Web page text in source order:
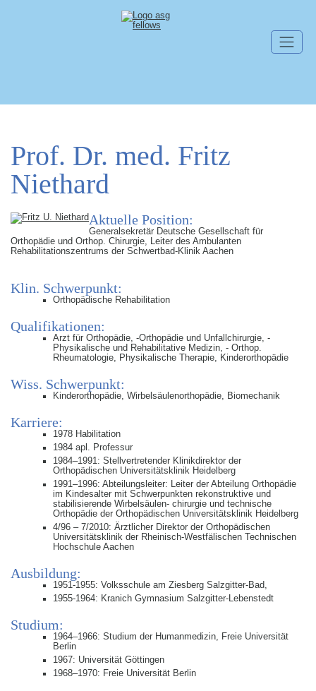
Prof. Dr. med. Fritz
Niethard
Aktuelle Position:
Generalsekretär Deutsche Gesellschaft für
Orthopädie und Orthop. Chirurgie, Leiter des Ambulanten
Rehabilitationszentrums der Schwertbad-Klinik Aachen
Klin. Schwerpunkt:
Orthopädische Rehabilitation
Qualifikationen:
Arzt für Orthopädie, -Orthopädie und Unfallchirurgie, -
Physikalische und Rehabilitative Medizin, - Orthop.
Rheumatologie, Physikalische Therapie, Kinderorthopädie
Wiss. Schwerpunkt:
Kinderorthopädie, Wirbelsäulenorthopädie, Biomechanik
Karriere:
1978 Habilitation
1984 apl. Professur
1984–1991: Stellvertretender Klinikdirektor der
Orthopädischen Universitätsklinik Heidelberg
1991–1996: Abteilungsleiter: Leiter der Abteilung Orthopädie
im Kindesalter mit Schwerpunkten rekonstruktive und
stabilisierende Wirbelsäulen- chirurgie und technische
Orthopädie der Orthopädischen Universitätsklinik Heidelberg
4/96 – 7/2010: Ärztlicher Direktor der Orthopädischen
Universitätsklinik der Rheinisch-Westfälischen Technischen
Hochschule Aachen
Ausbildung:
1951-1955: Volksschule am Ziesberg Salzgitter-Bad,
1955-1964: Kranich Gymnasium Salzgitter-Lebenstedt
Studium:
1964–1966: Studium der Humanmedizin, Freie Universität
Berlin
1967: Universität Göttingen
1968–1970: Freie Universität Berlin